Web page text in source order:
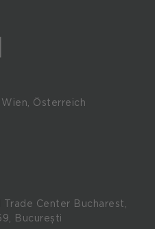
Wien, Österreich
Trade Center Bucharest,
București